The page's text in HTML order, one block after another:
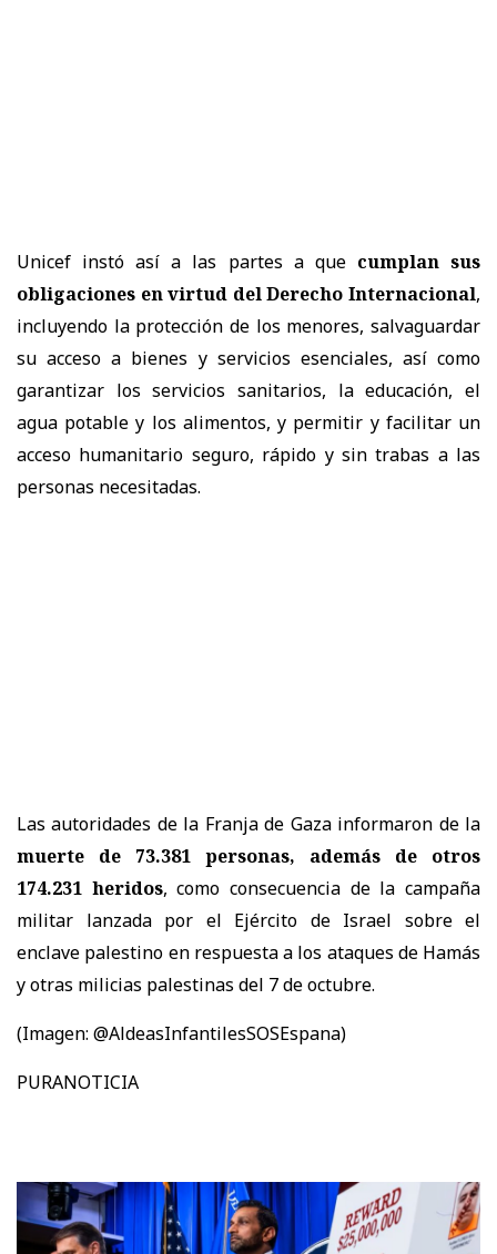
Unicef instó así a las partes a que cumplan sus
obligaciones en virtud del Derecho Internacional,
incluyendo la protección de los menores, salvaguardar
su acceso a bienes y servicios esenciales, así como
garantizar los servicios sanitarios, la educación, el
agua potable y los alimentos, y permitir y facilitar un
acceso humanitario seguro, rápido y sin trabas a las
personas necesitadas.
Las autoridades de la Franja de Gaza informaron de la
muerte de 73.381 personas, además de otros
174.231 heridos, como consecuencia de la campaña
militar lanzada por el Ejército de Israel sobre el
enclave palestino en respuesta a los ataques de Hamás
y otras milicias palestinas del 7 de octubre.
(Imagen: @AldeasInfantilesSOSEspana)
PURANOTICIA